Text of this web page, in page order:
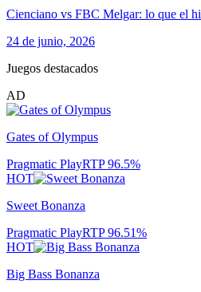
Cienciano vs FBC Melgar: lo que el
24 de junio, 2026
Juegos destacados
AD
Gates of Olympus
Pragmatic PlayRTP96.5%
HOT
Sweet Bonanza
Pragmatic PlayRTP96.51%
HOT
Big Bass Bonanza